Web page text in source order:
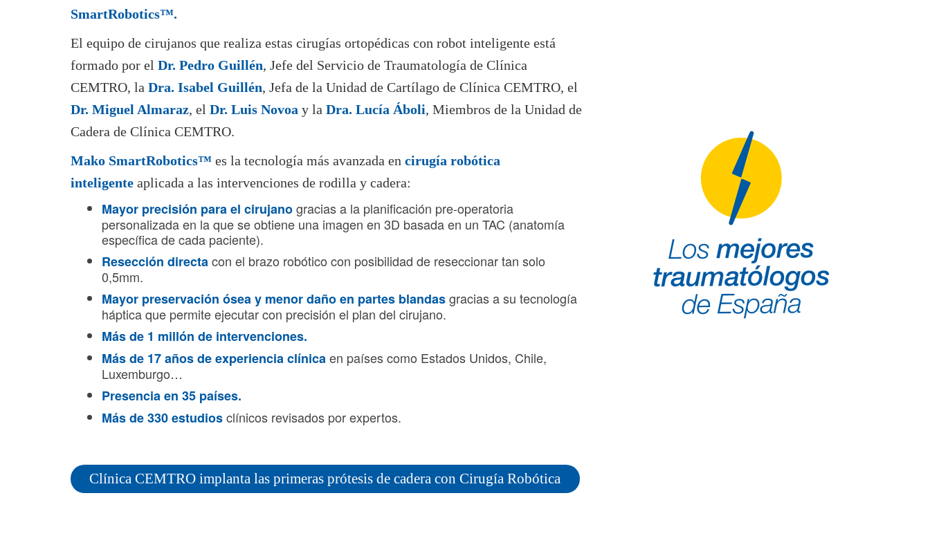
SmartRobotics™.
El equipo de cirujanos que realiza estas cirugías ortopédicas con robot inteligente está
formado por el Dr. Pedro Guillén, Jefe del Servicio de Traumatología de Clínica
CEMTRO, la Dra. Isabel Guillén, Jefa de la Unidad de Cartílago de Clínica CEMTRO, el
Dr. Miguel Almaraz, el Dr. Luis Novoa y la Dra. Lucía Áboli, Miembros de la Unidad de
Cadera de Clínica CEMTRO.
Mako SmartRobotics™ es la tecnología más avanzada en cirugía robótica
inteligente aplicada a las intervenciones de rodilla y cadera:
Mayor precisión para el cirujanogracias a la planificación pre-operatoria
personalizada en la que se obtiene una imagen en 3D basada en un TAC (anatomía
específica de cada paciente).
Resección directacon el brazo robótico con posibilidad de reseccionar tan solo
0,5mm.
Mayor preservación ósea y menor daño en partes blandasgracias a su tecnología
háptica que permite ejecutar con precisión el plan del cirujano.
Más de 1 millón de intervenciones.
Más de 17 años de experiencia clínicaen países como Estados Unidos, Chile,
Luxemburgo…
Presencia en 35 países.
Más de 330 estudiosclínicos revisados por expertos.
Clínica CEMTRO implanta las primeras prótesis de cadera con Cirugía Robótica